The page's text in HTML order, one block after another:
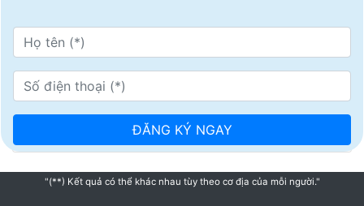
"(**) Kết quả có thể khác nhau tùy theo cơ địa của mỗi người."